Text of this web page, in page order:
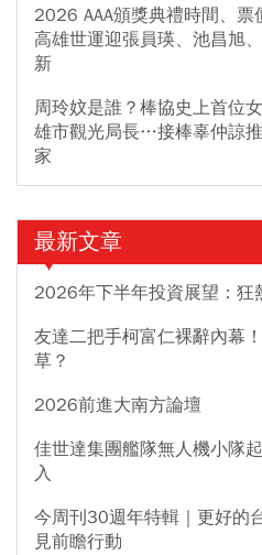
2026 AAA頒獎典禮時間、票
高雄世運迎張員瑛、池昌旭
新
周玲妏是誰？棒協史上首位
雄市觀光局長…接棒辜仲諒
家
最新文章
2026年下半年投資展望：狂
友達二把手柯富仁裸辭內幕
草？
2026前進大南方論壇
佳世達集團艦隊無人機小隊
入
今周刊30週年特輯｜更好的
見前瞻行動